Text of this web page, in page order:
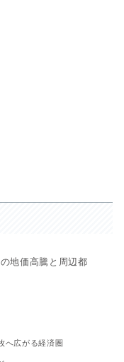
地価高騰と周辺都
へ広がる経済圏